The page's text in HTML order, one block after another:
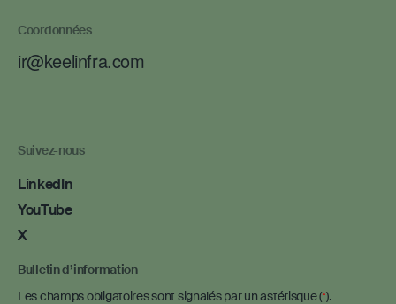
Coordonnées
ir@keelinfra.com
Suivez-nous
LinkedIn
YouTube
X
Bulletin d’information
Les champs obligatoires sont signalés par un astérisque ( ).